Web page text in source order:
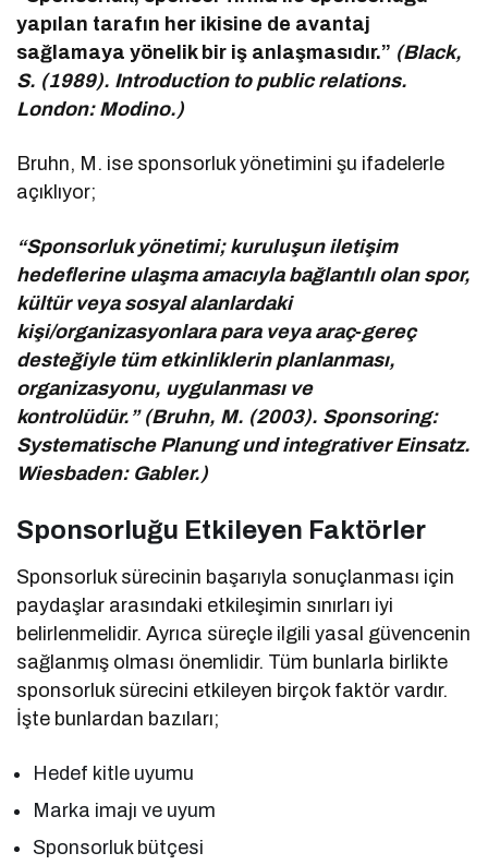
yapılan tarafın her ikisine de avantaj
sağlamaya yönelik bir iş anlaşmasıdır.” (Black,
S. (1989). Introduction to public relations.
London: Modino.)
Bruhn, M. ise sponsorluk yönetimini şu ifadelerle
açıklıyor;
“Sponsorluk yönetimi; kuruluşun iletişim
hedeflerine ulaşma amacıyla bağlantılı olan spor,
kültür veya sosyal alanlardaki
kişi/organizasyonlara para veya araç‑gereç
desteğiyle tüm etkinliklerin planlanması,
organizasyonu, uygulanması ve
kontrolüdür.” (Bruhn, M. (2003). Sponsoring:
Systematische Planung und integrativer Einsatz.
Wiesbaden: Gabler.)
Sponsorluğu Etkileyen Faktörler
Sponsorluk sürecinin başarıyla sonuçlanması için
paydaşlar arasındaki etkileşimin sınırları iyi
belirlenmelidir. Ayrıca süreçle ilgili yasal güvencenin
sağlanmış olması önemlidir. Tüm bunlarla birlikte
sponsorluk sürecini etkileyen birçok faktör vardır.
İşte bunlardan bazıları;
Hedef kitle uyumu
Marka imajı ve uyum
Sponsorluk bütçesi